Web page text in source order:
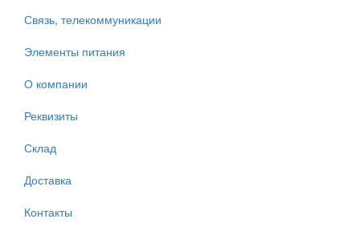
Связь, телекоммуникации
Элементы питания
О компании
Реквизиты
Склад
Доставка
Контакты